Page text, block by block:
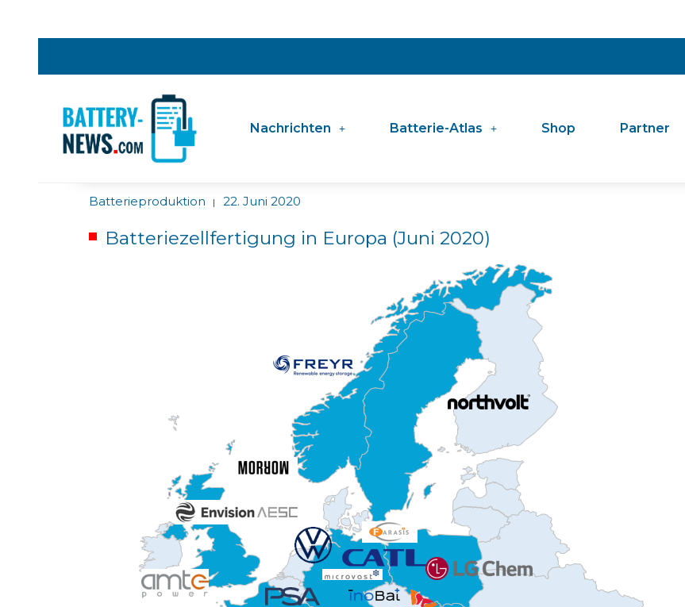
Nachrichten Batterie-Atlas Shop Partner
Batterieproduktion | 22. Juni 2020
Batteriezellfertigung in Europa (Juni 2020)